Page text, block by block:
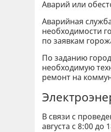
Аварий или
Аварийная
необходимости
по заявкам
По заданию
необходимую
ремонт на
В связи с
августа с 8:00